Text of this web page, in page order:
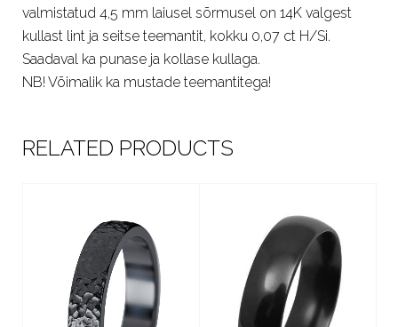
valmistatud 4,5 mm laiusel sõrmusel on 14K valgest
kullast lint ja seitse teemantit, kokku 0,07 ct H/Si.
Saadaval ka punase ja kollase kullaga.
NB! Võimalik ka mustade teemantitega!
RELATED PRODUCTS